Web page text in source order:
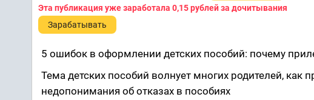
Эта публикация уже заработала 0,15 рублейза дочитывания
Зарабатывать
5 ошибок в оформлении детских пособий: почему
Тема детских пособий волнует многих родителей,
недопонимания об отказах в пособиях